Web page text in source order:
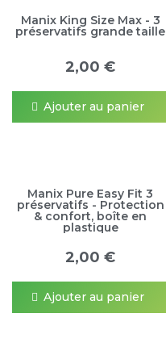
Manix King Size Max - 3
préservatifs grande taille
2,00 €
Ajouter au panier
Manix Pure Easy Fit 3
préservatifs - Protection
& confort, boîte en
plastique
2,00 €
Ajouter au panier